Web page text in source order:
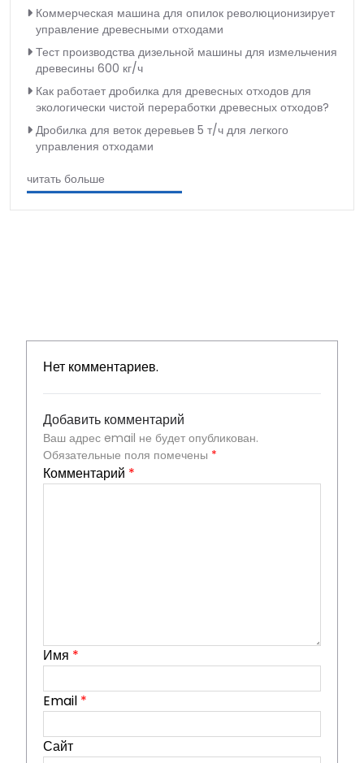
Коммерческая машина для опилок революционизирует
управление древесными отходами
Тест производства дизельной машины для измельчения
древесины 600 кг/ч
Как работает дробилка для древесных отходов для
экологически чистой переработки древесных отходов?
Дробилка для веток деревьев 5 т/ч для легкого
управления отходами
читать больше
Нет комментариев.
Добавить комментарий
Ваш адрес email не будет опубликован.
Обязательные поля помечены *
Комментарий *
Имя *
Email *
Сайт